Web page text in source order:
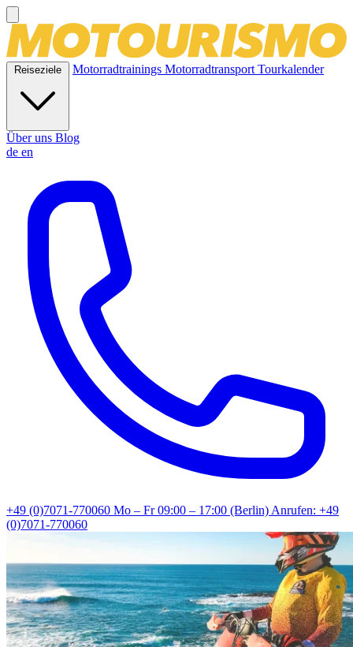
Reiseziele Motorradtrainings MotorradtransportTourkalender
Über uns Blog
de en
+49 (0)7071-770060 Mo – Fr 09:00 – 17:00 (Berlin)Anrufen: +49
(0)7071-770060